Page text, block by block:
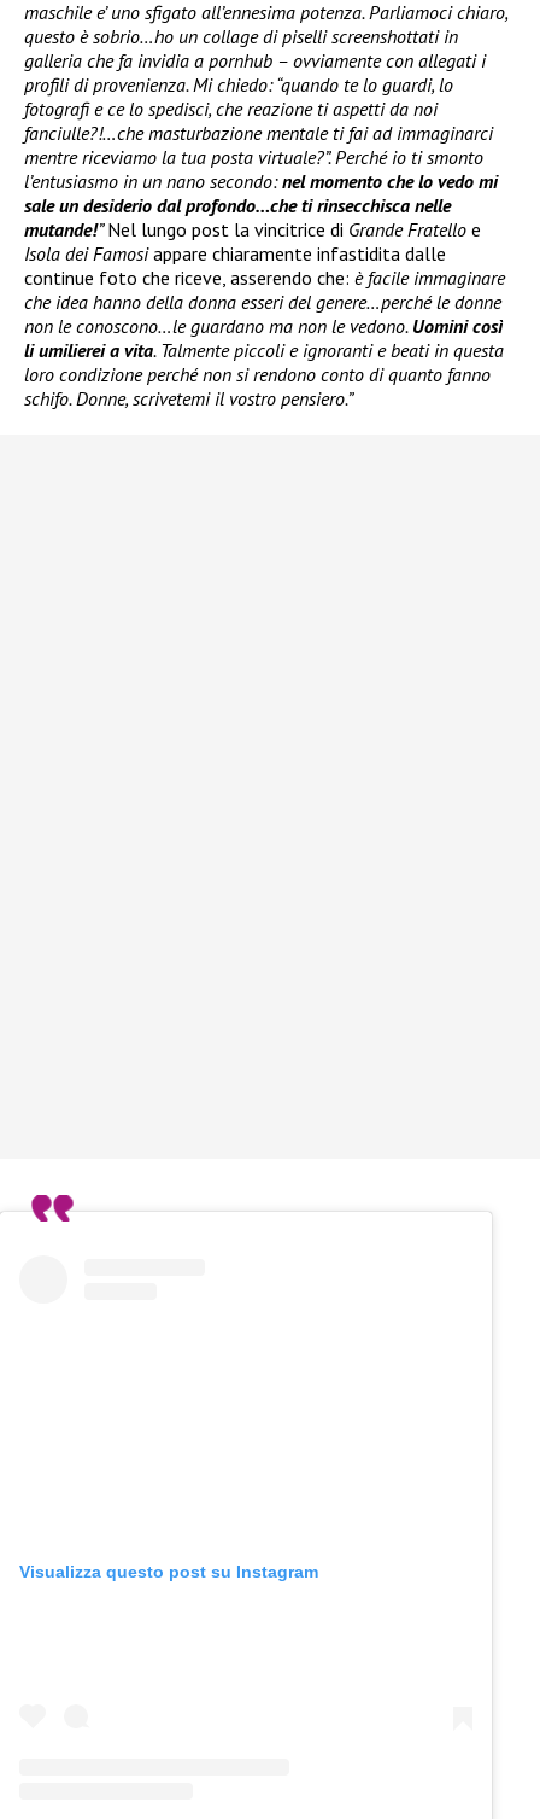
maschile e’ uno sfigato all’ennesima potenza. Parliamoci chiaro,
questo è sobrio…ho un collage di piselli screenshottati in
galleria che fa invidia a pornhub – ovviamente con allegati i
profili di provenienza. Mi chiedo: “quando te lo guardi, lo
fotografi e ce lo spedisci, che reazione ti aspetti da noi
fanciulle?!…che masturbazione mentale ti fai ad immaginarci
mentre riceviamo la tua posta virtuale?”. Perché io ti smonto
l’entusiasmo in un nano secondo:nel momento che lo vedo mi
sale un desiderio dal profondo…che ti rinsecchisca nelle
mutande!”Nel lungo post la vincitrice di Grande Fratello e
Isola dei Famosiappare chiaramente infastidita dalle
continue foto che riceve, asserendo che: è facile immaginare
che idea hanno della donna esseri del genere…perché le donne
non le conoscono…le guardano ma non le vedono. Uomini così
li umilierei a vita. Talmente piccoli e ignoranti e beati in questa
loro condizione perché non si rendono conto di quanto fanno
schifo. Donne, scrivetemi il vostro pensiero.”
Visualizza questo post su Instagram